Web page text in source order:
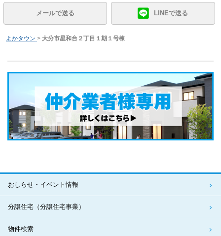
メールで送る LINEで送る
よかタウン > 大分市星和台２丁目１期１号棟
おしらせ・イベント情報
分譲住宅（分譲住宅事業）
物件検索